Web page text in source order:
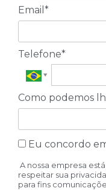
Email*
Telefone*
Como podemos
Eu concordo
A nossa empresa
respeitar sua
para fins